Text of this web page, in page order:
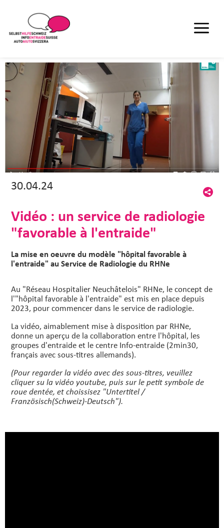
30.04.24
Vidéo : un service de radiologie
"favorable à l'entraide"
La mise en oeuvre du modèle "hôpital favorable à
l'entraide" au Service de Radiologie du RHNe
Au "Réseau Hospitalier Neuchâtelois" RHNe, le concept de
l'"hôpital favorable à l'entraide" est mis en place depuis
2023, pour commencer dans le service de radiologie.
La vidéo, aimablement mise à disposition par RHNe,
donne un aperçu de la collaboration entre l'hôpital, les
groupes d'entraide et le centre Info-entraide (2min30,
français avec sous-titres allemands).
(Pour regarder la vidéo avec des sous-titres, veuillez
cliquer su la vidéo youtube, puis sur le petit symbole de
roue dentée, et choissisez "Untertitel /
Französisch(Schweiz)-Deutsch").